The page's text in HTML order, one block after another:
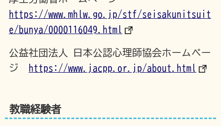
https://www.mhlw.go.jp/stf/seisakunitsuit
e/bunya/0000116049.html
公益社団法人 日本公認心理師協会ホームペー
ジ
https://www.jacpp.or.jp/about.html
教職経験者